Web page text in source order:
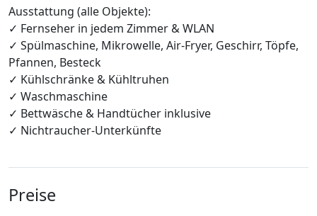
Ausstattung (alle Objekte):
✓ Fernseher in jedem Zimmer & WLAN
✓ Spülmaschine, Mikrowelle, Air-Fryer, Geschirr, Töpfe,
Pfannen, Besteck
✓ Kühlschränke & Kühltruhen
✓ Waschmaschine
✓ Bettwäsche & Handtücher inklusive
✓ Nichtraucher-Unterkünfte
Preise